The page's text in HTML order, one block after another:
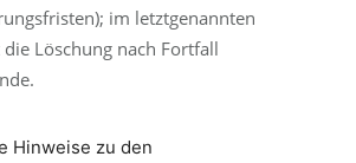
im letztgenannten
Löschung nach Fortfall
Hinweise zu den